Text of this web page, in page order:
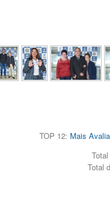
TOP 12: Mais
Total